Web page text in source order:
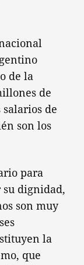
de la
de
salarios de
son los
para
dignidad,
son muy
la
que